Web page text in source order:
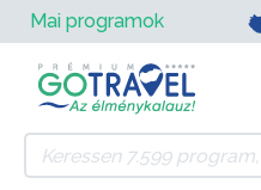
Mai programok